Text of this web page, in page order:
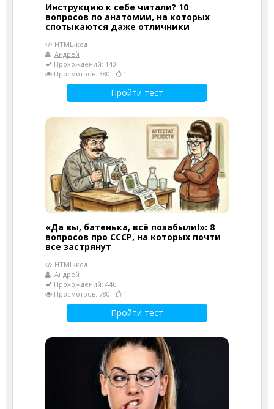
Инструкцию к себе читали? 10
вопросов по анатомии, на которых
спотыкаются даже отличники
HTML-код
Андрей
Прохождений: 140
Просмотров: 380
1
Пройти тест
«Да вы, батенька, всё позабыли!»: 8
вопросов про СССР, на которых почти
все застрянут
HTML-код
Андрей
Прохождений: 446
Просмотров: 780
1
Пройти тест